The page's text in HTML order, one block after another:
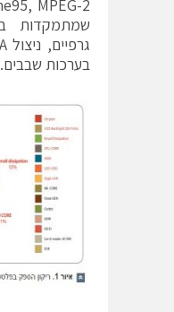
בערכות שבבים.